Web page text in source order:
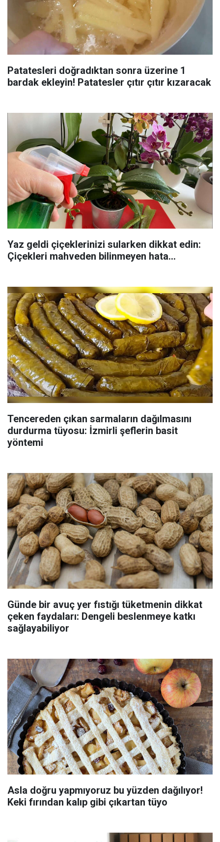
Patatesleri doğradıktan sonra üzerine 1
bardak ekleyin! Patatesler çıtır çıtır kızaracak
Yaz geldi çiçeklerinizi sularken dikkat edin:
Çiçekleri mahveden bilinmeyen hata...
Tencereden çıkan sarmaların dağılmasını
durdurma tüyosu: İzmirli şeflerin basit
yöntemi
Günde bir avuç yer fıstığı tüketmenin dikkat
çeken faydaları: Dengeli beslenmeye katkı
sağlayabiliyor
Asla doğru yapmıyoruz bu yüzden dağılıyor!
Keki fırından kalıp gibi çıkartan tüyo